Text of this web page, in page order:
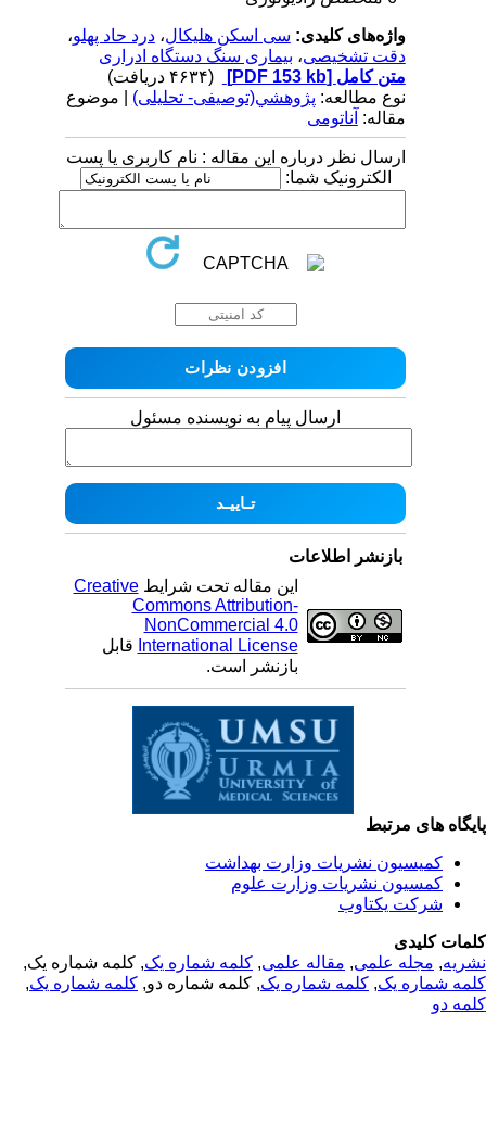
واژه‌های کلیدی:سی اسکن هلیکال،درد حاد پهلو،
دقت تشخیصی،بیماری سنگ دستگاه ادراری
متن کامل[PDF 153 kb]
نوع مطالعه:پژوهشي(توصیفی- تحلیلی) | موضوع
مقاله:آناتومی
ارسال نظر درباره این مقاله : نام کاربری یا پست
الکترونیک شما:
ارسال پیام به نویسنده مسئول
بازنشر اطلاعات
این مقاله تحت شرایطCreative
Commons Attribution-
NonCommercial 4.0
International Licenseقابل
بازنشر است.
های مرتبط
کمیسیون نشریات وزارت بهداشت
کمسیون نشریات وزارت علوم
شرکت یکتاوب
کلیدی
,مجله علمی, مقاله علمی, کلمه شماره یک, کلمه شماره یک,
شماره یک,کلمه شماره یک, کلمه شماره دو,کلمه شماره یک,
دو